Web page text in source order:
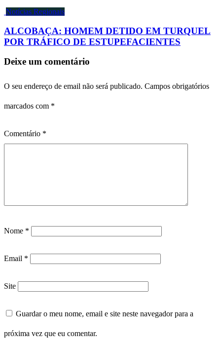
Notícias Regionais
ALCOBAÇA: HOMEM DETIDO EM TURQUEL
POR TRÁFICO DE ESTUPEFACIENTES
Deixe um comentário
O seu endereço de email não será publicado. Campos obrigatórios
marcados com *
Comentário *
Nome *
Email *
Site
Guardar o meu nome, email e site neste navegador para a
próxima vez que eu comentar.